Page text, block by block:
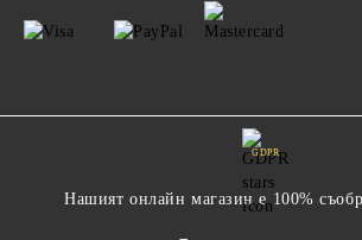
GDPR
Нашият онлайн магазин е 100%